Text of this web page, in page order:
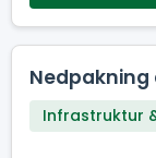
Infrastruktur